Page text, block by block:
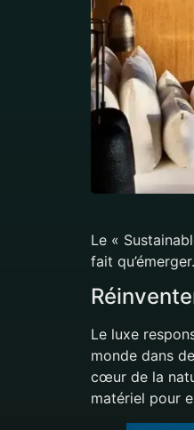
Le «
fait
Le luxe
monde dans
cœur de la
matériel pour